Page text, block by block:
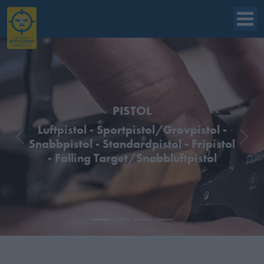
PISTOL
Luftpistol - Sportpistol/Grovpistol -
Snabbpistol - Standardpistol - Fripistol
- Falling Target/Snabbluftpistol
Previous Next